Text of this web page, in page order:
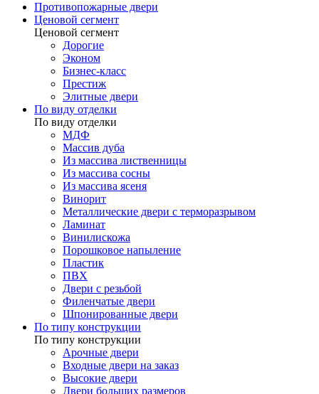
Противопожарные двери
Ценовой сегмент
Ценовой сегмент
Дорогие
Эконом
Бизнес-класс
Престиж
Элитные двери
По виду отделки
По виду отделки
МДФ
Массив дуба
Из массива лиственницы
Из массива сосны
Из массива ясеня
Винорит
Металлические двери с терморазрывом
Ламинат
Винилискожа
Порошковое напыление
Пластик
ПВХ
Двери с резьбой
Филенчатые двери
Шпонированные двери
По типу конструкции
По типу конструкции
Арочные двери
Входные двери на заказ
Высокие двери
Двери больших размеров